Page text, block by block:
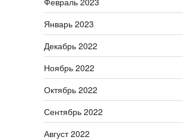
Январь 2023
Декабрь 2022
Ноябрь 2022
Октябрь 2022
Сентябрь 2022
Август 2022